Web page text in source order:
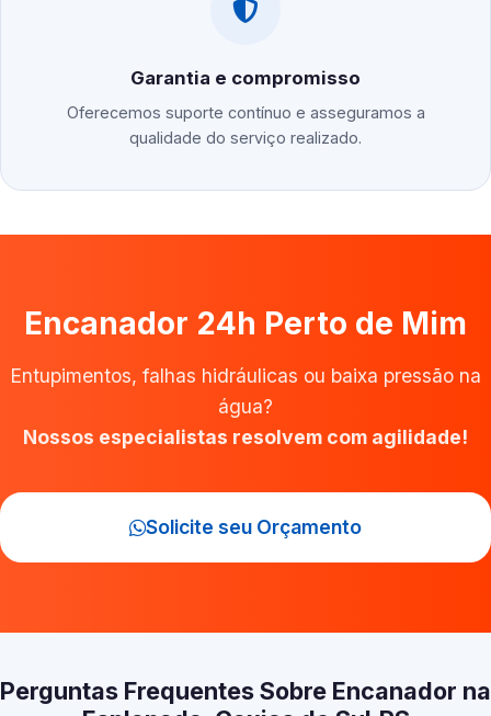
Garantia e compromisso
Oferecemos suporte contínuo e asseguramos a
qualidade do serviço realizado.
Encanador 24h Perto de Mim
Entupimentos, falhas hidráulicas ou baixa pressão na
água?
Nossos especialistas resolvem com agilidade!
Solicite seu Orçamento
Perguntas Frequentes Sobre Encanador na